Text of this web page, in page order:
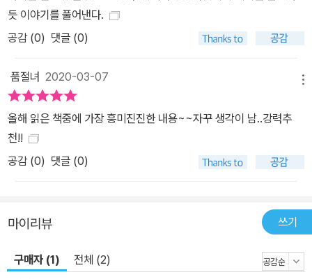
듯 이야기를 풀어낸다.
공감 (0) 댓글 (0)
품절녀 2020-03-07
올해 읽은 책중에 가장 흥미진진한 내용~~자꾸 생각이 남..강력추
천!!
공감 (0) 댓글 (0)
마이리뷰 쓰기
구매자 (1) 전체 (2)